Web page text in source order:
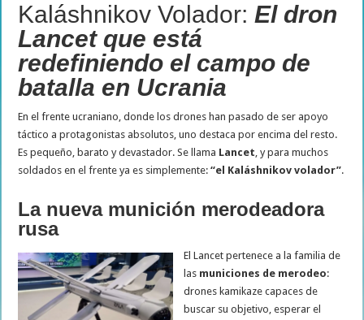
Kaláshnikov Volador: El dron
Lancet que está
redefiniendo el campo de
batalla en Ucrania
En el frente ucraniano, donde los drones han pasado de ser apoyo
táctico a protagonistas absolutos, uno destaca por encima del resto.
Es pequeño, barato y devastador. Se llama Lancet, y para muchos
soldados en el frente ya es simplemente:“el Kaláshnikov volador”.
La nueva munición merodeadora
rusa
El Lancet pertenece a la familia de
las municiones de merodeo:
drones kamikaze capaces de
buscar su objetivo, esperar el